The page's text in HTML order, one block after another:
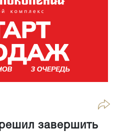
завершить